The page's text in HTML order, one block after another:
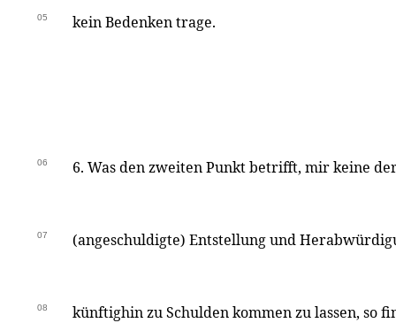
05 kein Bedenken trage.
06 6. Was den zweiten Punkt betrifft, mir keine
07 (angeschuldigte) Entstellung und
08 künftighin zu Schulden kommen zu lassen, so